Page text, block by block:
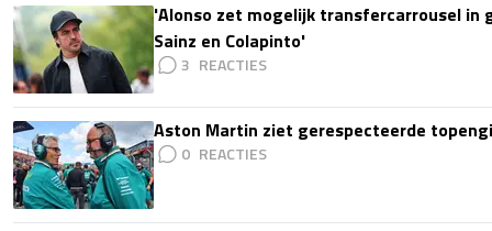
'Alonso zet mogelijk transfercarrousel in
Sainz en Colapinto'
3
Aston Martin ziet gerespecteerde
0